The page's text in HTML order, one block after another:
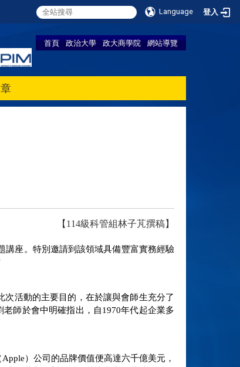
Language 登入
首頁 政治大學 政大商學院 網站導覽
【114級科管組林子芃撰稿】
講座。特別邀請到該領域具備豐富實務經驗
活動的主要目的，在於讓與會師生充分了
師於會中明確指出，自1970年代起企業多
）公司的品牌價值便高達六千億美元，